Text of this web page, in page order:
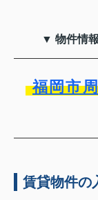
▼ 物件情
福岡市
賃貸物件の